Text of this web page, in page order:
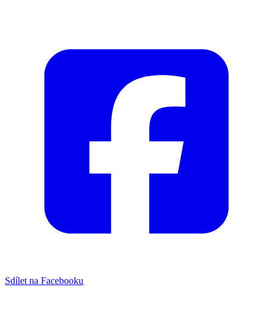
Sdílet na Facebooku